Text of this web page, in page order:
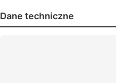
Dane techniczne